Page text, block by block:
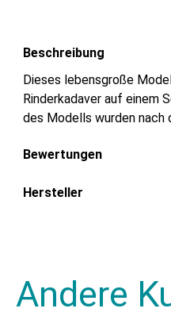
Beschreibung
Dieses lebensgroße
Rinderkadaver auf einem
des Modells wurden nach
Bewertungen
Hersteller
Andere